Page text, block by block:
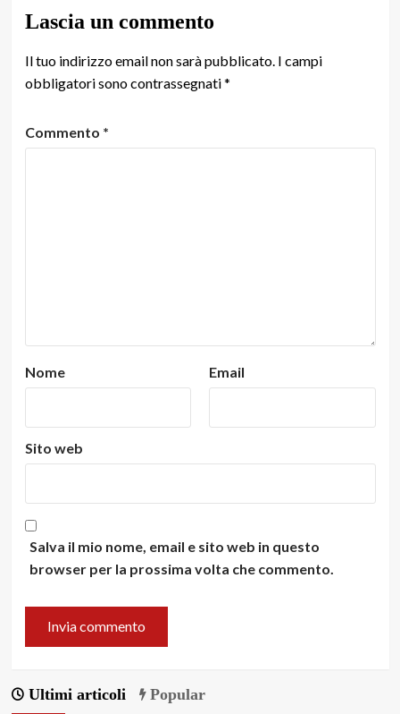
Lascia un commento
Il tuo indirizzo email non sarà pubblicato. I campi
obbligatori sono contrassegnati*
Commento *
Nome Email
Sito web
Salva il mio nome, email e sito web in questo
browser per la prossima volta che commento.
Ultimi articoli Popular